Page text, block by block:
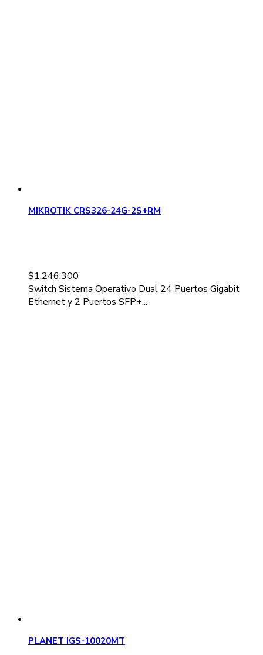
MIKROTIK CRS326-24G-2S+RM
$1.246.300
Switch Sistema Operativo Dual 24 Puertos Gigabit
Ethernet y 2 Puertos SFP+...
PLANET IGS-10020MT